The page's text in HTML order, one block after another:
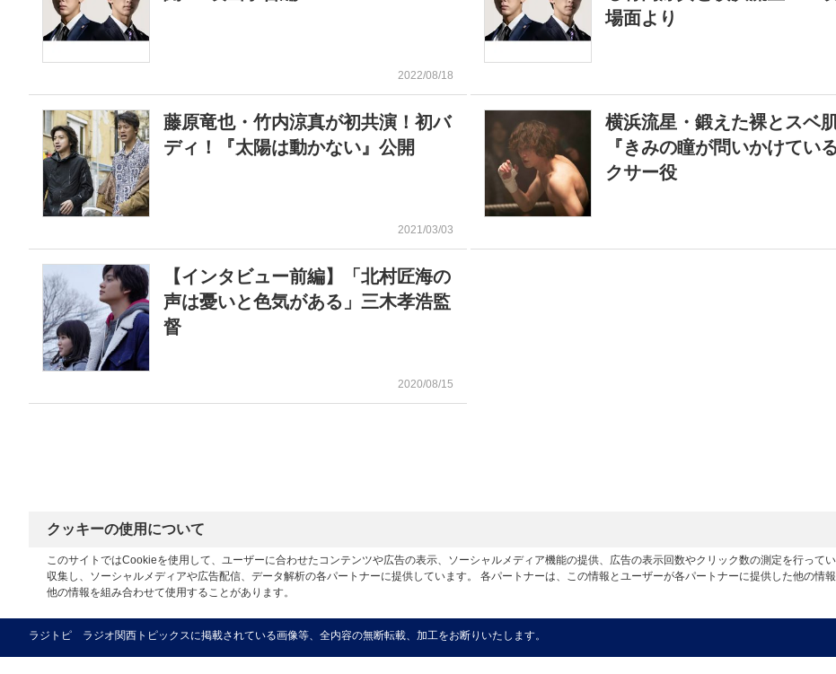
2022/08/18
場面より
藤原竜也・竹内涼真が初共演！初バ
ディ！『太陽は動かない』公開
2021/03/03
横浜流星・鍛えた裸とスベ
『きみの瞳が問いかけてい
クサー役
【インタビュー前編】「北村匠海の
声は憂いと色気がある」三木孝浩監
督
2020/08/15
クッキーの使用について
このサイトではCookieを使用して、ユーザーに合わせたコンテンツや広告の表示、ソーシャルメディア機能の提供、広告の表示回数やクリック数の測定を行って
収集し、ソーシャルメディアや広告配信、データ解析の各パートナーに提供しています。 各パートナーは、この情報とユーザーが各パートナーに提供した他の情
他の情報を組み合わせて使用することがあります。
ラジトピ ラジオ関西トピックスに掲載されている画像等、全内容の無断転載、加工をお断りいたします。